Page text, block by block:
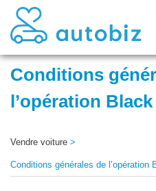
Conditions
l’opération
Vendre voiture >
Conditions générales de l’opération